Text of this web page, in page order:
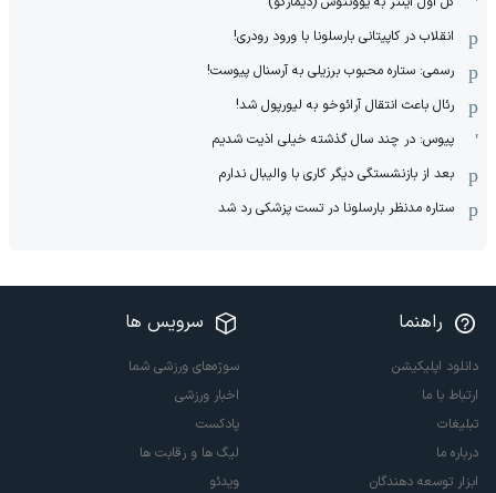
انقلاب در کاپیتانی بارسلونا با ورود رودری!
رسمی: ستاره محبوب برزیلی به آرسنال پیوست!
رئال باعث انتقال آرائوخو به لیورپول شد!
پیوس: در چند سال گذشته خیلی اذیت شدیم
بعد از بازنشستگی دیگر کاری با والیبال ندارم
ستاره مدنظر بارسلونا در تست پزشکی رد شد
راهنما
دانلود اپلیکیشن
ارتباط با ما
تبلیغات
درباره ما
ابزار توسعه دهندگان
سرویس ها
سوژه‌های ورزشی شما
اخبار ورزشی
پادکست
لیگ ها و رقابت ها
ویدئو